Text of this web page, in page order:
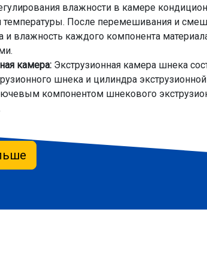
влажности в камере
После перемешивания и
и влажность каждого компонента
камера: Экструзионная камера шнека
шнека и цилиндра
компонентом шнекового